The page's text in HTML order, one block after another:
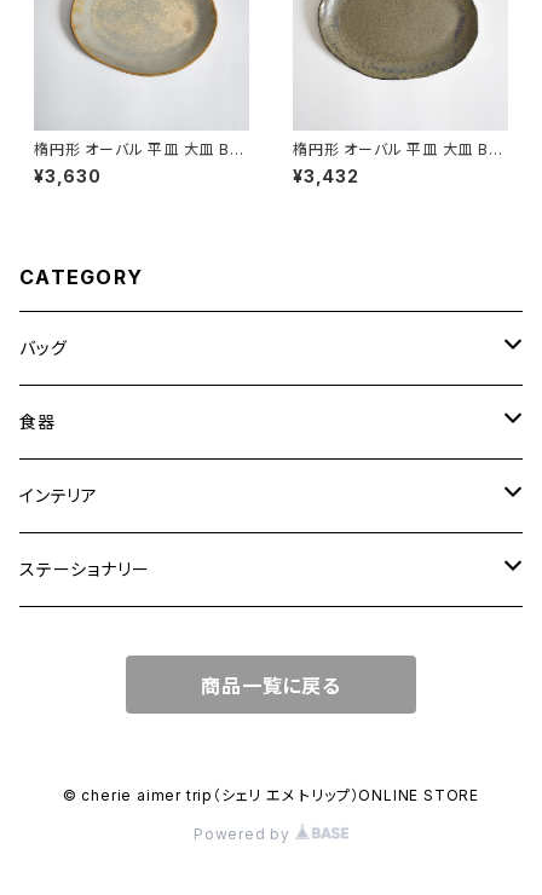
楕円形 オーバル 平皿 大皿 BS
P089
¥3,630
楕円形 オーバル 平皿 大皿 BS
P088
¥3,432
CATEGORY
バッグ
トートバッグ
ショルダーバッグ
ワンハンドルバッグ
リュック
食器
大皿
中皿
カップ
インテリア
花瓶・フラワーベース
ステーショナリー
マガジンカバー
商品一覧に戻る
© cherie aimer trip（シェリ エメ トリップ）ONLINE STORE
Powered by